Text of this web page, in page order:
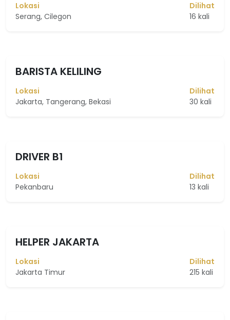
Lokasi
Serang, Cilegon
Dilihat
16 kali
BARISTA KELILING
Lokasi
Jakarta, Tangerang, Bekasi
Dilihat
30 kali
DRIVER B1
Lokasi
Pekanbaru
Dilihat
13 kali
HELPER JAKARTA
Lokasi
Jakarta Timur
Dilihat
215 kali